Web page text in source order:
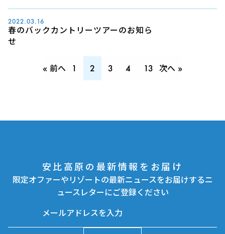
2022.03.16
春のバックカントリーツアーのお知ら
せ
« 前へ 1 2 3 4 13 次へ »
安比高原の最新情報をお届け
限定オファーやリゾートの最新ニュースをお届けするニ
ュースレターにご登録ください